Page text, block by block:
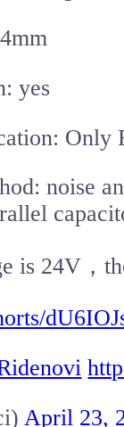
yes
Only
noise
is 24V，
April 23,